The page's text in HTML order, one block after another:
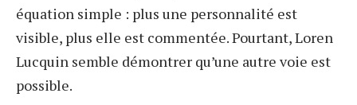
équation simple : plus une personnalité est
visible, plus elle est commentée. Pourtant, Loren
Lucquin semble démontrer qu’une autre voie est
possible.